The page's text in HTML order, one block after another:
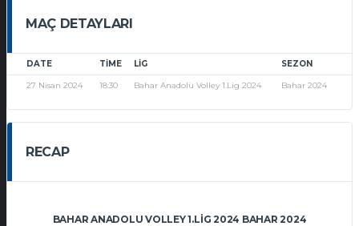
MAÇ DETAYLARI
DATE TIME LIG SEZON
27 Nisan 2024 18:30 Bahar Anadolu Volley 1.Lig 2024 Bahar 2024
RECAP
BAHAR ANADOLU VOLLEY 1.LIG 2024 BAHAR 2024